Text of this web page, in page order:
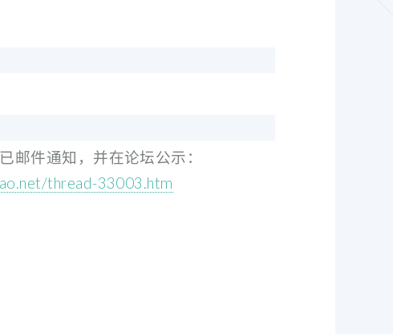
邮件通知，并在论坛公示：
thread-33003.htm